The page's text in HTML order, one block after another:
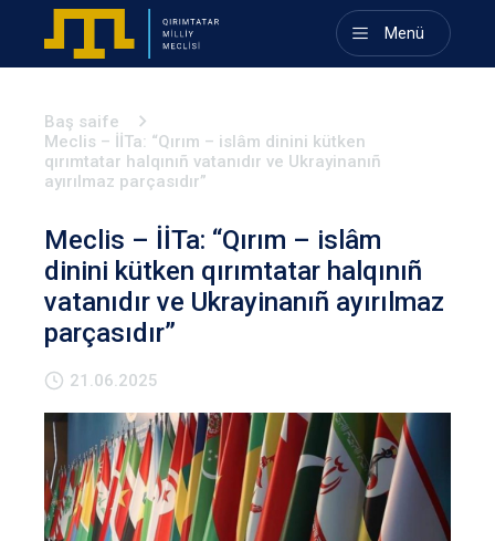
Menü
Baş saife
Meclis – İİTa: “Qırım – islâm dinini kütken
qırımtatar halqınıñ vatanıdır ve Ukrayinanıñ
ayırılmaz parçasıdır”
Meclis – İİTa: “Qırım – islâm
dinini kütken qırımtatar halqınıñ
vatanıdır ve Ukrayinanıñ ayırılmaz
parçasıdır”
21.06.2025